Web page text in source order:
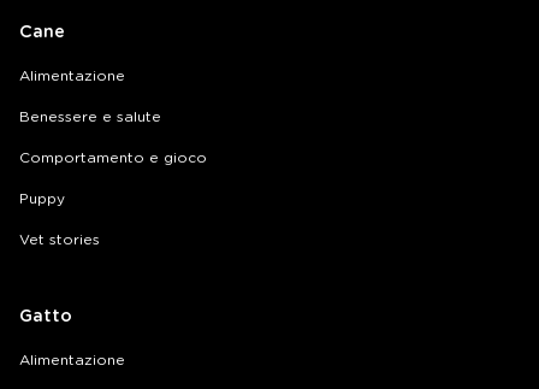
Cane
Alimentazione
Benessere e salute
Comportamento e gioco
Puppy
Vet stories
Gatto
Alimentazione